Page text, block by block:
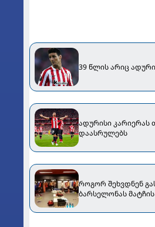
39 წლის არიც
ადურისი კარიერას
დაასრულებს
როგორ შეხვდნენ
ბარსელონას მატჩის